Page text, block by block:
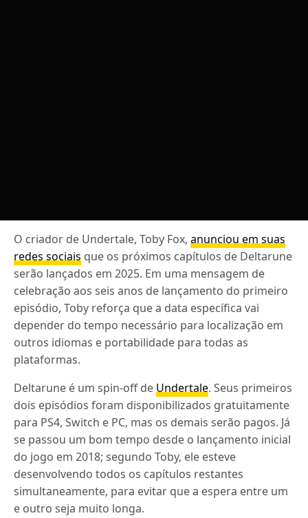
O criador de Undertale, Toby Fox,anunciou em suas
redes sociais que os próximos capítulos de Deltarune
serão lançados em 2025. Em uma mensagem de
celebração aos seis anos de lançamento do primeiro
episódio, Toby reforça que a data específica vai
depender do tempo necessário para localização em
outros idiomas e portabilidade para todas as
plataformas.
Deltarune é um spin-off de Undertale. Seus primeiros
dois episódios foram disponibilizados gratuitamente
para PS4, Switch e PC, mas os demais serão pagos. Já
se passou um bom tempo desde o lançamento inicial
do jogo em 2018; segundo Toby, ele esteve
desenvolvendo todos os capítulos restantes
simultaneamente, para evitar que a espera entre um
e outro seja muito longa.